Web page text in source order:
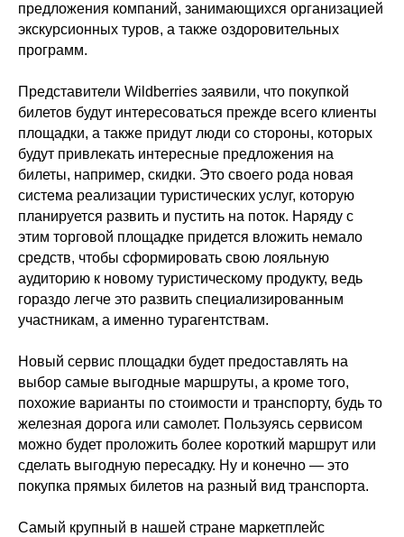
предложения компаний, занимающихся организацией
экскурсионных туров, а также оздоровительных
программ.
Представители Wildberries заявили, что покупкой
билетов будут интересоваться прежде всего клиенты
площадки, а также придут люди со стороны, которых
будут привлекать интересные предложения на
билеты, например, скидки. Это своего рода новая
система реализации туристических услуг, которую
планируется развить и пустить на поток. Наряду с
этим торговой площадке придется вложить немало
средств, чтобы сформировать свою лояльную
аудиторию к новому туристическому продукту, ведь
гораздо легче это развить специализированным
участникам, а именно турагентствам.
Новый сервис площадки будет предоставлять на
выбор самые выгодные маршруты, а кроме того,
похожие варианты по стоимости и транспорту, будь то
железная дорога или самолет. Пользуясь сервисом
можно будет проложить более короткий маршрут или
сделать выгодную пересадку. Ну и конечно — это
покупка прямых билетов на разный вид транспорта.
Самый крупный в нашей стране маркетплейс